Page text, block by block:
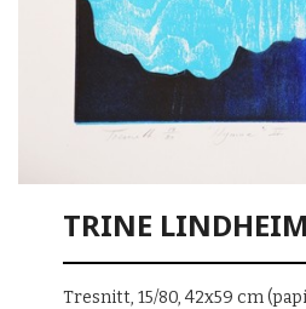
TRINE
Tresnitt, 15/80, 42x59 cm